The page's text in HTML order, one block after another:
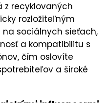
z recyklovaných
rozložiteľným
na sociálnych sieťach,
a kompatibilitu s
čím oslovíte
a široké